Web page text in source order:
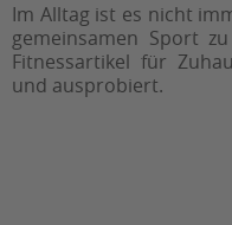
Im Alltag ist es nicht
gemeinsamen Sport
Fitnessartikel für
und ausprobiert.